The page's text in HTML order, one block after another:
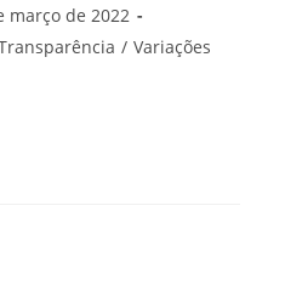
março de 2022
/ Variações